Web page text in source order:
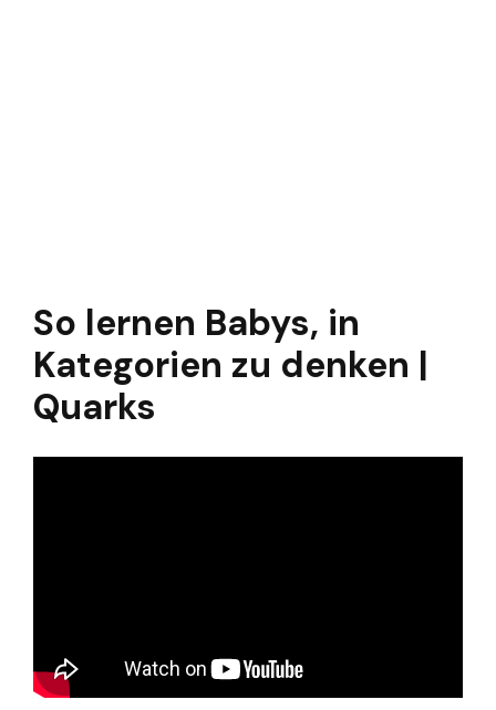
So lernen Babys, in
Kategorien zu denken |
Quarks